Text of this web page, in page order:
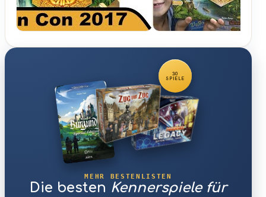
30
SPIELE
MEHR BESTENLISTEN
Die besten Kennerspiele für